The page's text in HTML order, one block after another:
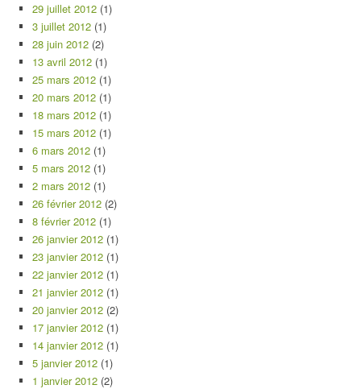
29 juillet 2012 (1)
3 juillet 2012 (1)
28 juin 2012 (2)
13 avril 2012 (1)
25 mars 2012 (1)
20 mars 2012 (1)
18 mars 2012 (1)
15 mars 2012 (1)
6 mars 2012 (1)
5 mars 2012 (1)
2 mars 2012 (1)
26 février 2012 (2)
8 février 2012 (1)
26 janvier 2012 (1)
23 janvier 2012 (1)
22 janvier 2012 (1)
21 janvier 2012 (1)
20 janvier 2012 (2)
17 janvier 2012 (1)
14 janvier 2012 (1)
5 janvier 2012 (1)
1 janvier 2012 (2)